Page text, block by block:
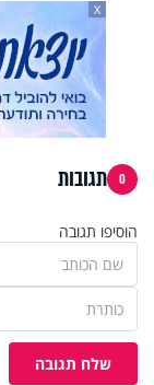
X
0 תגובות
הוסיפו תגובה
שלח תגובה